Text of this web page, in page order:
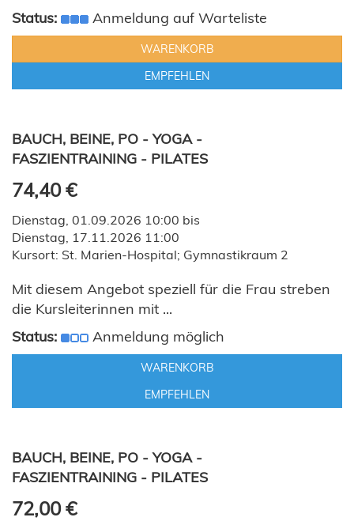
Status:
Anmeldung auf Warteliste
WARENKORB
EMPFEHLEN
BAUCH, BEINE, PO - YOGA -
FASZIENTRAINING - PILATES
74,40 €
Dienstag, 01.09.2026 10:00 bis
Dienstag, 17.11.2026 11:00
Kursort: St. Marien-Hospital; Gymnastikraum 2
Mit diesem Angebot speziell für die Frau streben
die Kursleiterinnen mit ...
Status:
Anmeldung möglich
WARENKORB
EMPFEHLEN
BAUCH, BEINE, PO - YOGA -
FASZIENTRAINING - PILATES
72,00 €